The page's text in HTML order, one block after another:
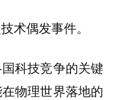
术偶发事件。
科技竞争的关键
物理世界落地的